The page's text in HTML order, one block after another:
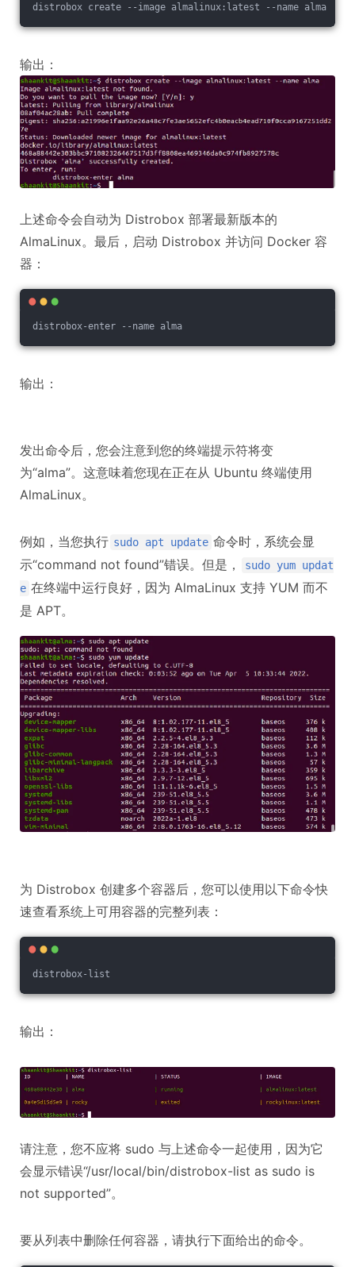
distrobox create --image almalinux:latest --name alma
输出：
上述命令会自动为 Distrobox 部署最新版本的
AlmaLinux。最后，启动 Distrobox 并访问 Docker 容
器：
distrobox-enter --name alma
输出：
发出命令后，您会注意到您的终端提示符将变
为“alma”。这意味着您现在正在从 Ubuntu 终端使用
AlmaLinux。
例如，当您执行 sudo apt update 命令时，系统会显
示“command not found”错误。但是，
sudo yum updat
e 在终端中运行良好，因为 AlmaLinux 支持 YUM 而不
是 APT。
为 Distrobox 创建多个容器后，您可以使用以下命令快
速查看系统上可用容器的完整列表：
distrobox-list
输出：
请注意，您不应将 sudo 与上述命令一起使用，因为它
会显示错误“/usr/local/bin/distrobox-list as sudo is
not supported”。
要从列表中删除任何容器，请执行下面给出的命令。